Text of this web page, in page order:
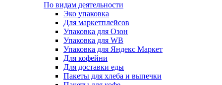
По видам деятельности
Эко упаковка
Для маркетплейсов
Упаковка для Озон
Упаковка для WB
Упаковка для Яндекс Маркет
Для кофейни
Для доставки еды
Пакеты для хлеба и выпечки